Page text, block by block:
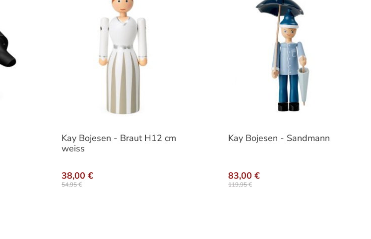
Kay Bojesen - Braut H12 cm
weiss
38,00 €
54,95 €
Kay Bojesen - Sandmann
83,00 €
119,95 €